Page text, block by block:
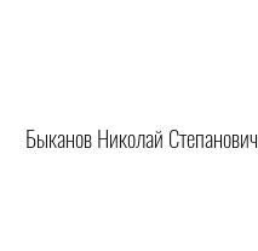
Быканов Николай Степанович